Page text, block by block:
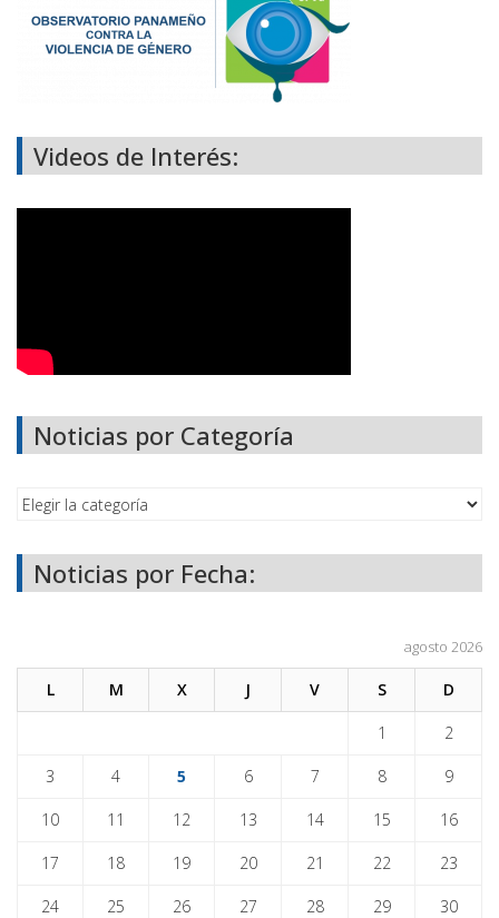
Videos de Interés:
Noticias por Categoría
Noticias por Fecha:
agosto 2026
L M X J V S D
1 2
3 4 5 6 7 8 9
10 11 12 13 14 15 16
17 18 19 20 21 22 23
24 25 26 27 28 29 30